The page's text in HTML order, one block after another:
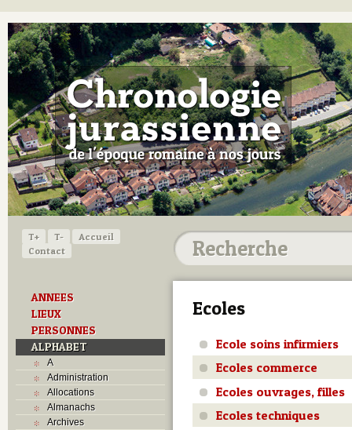
T+ T-
Accueil
Contact
ANNEES
LIEUX
PERSONNES
ALPHABET
A
Administration
Allocations
Almanachs
Archives
Ecoles
Ecole soins infirmiers
Ecoles commerce
Ecoles ouvrages, filles
Ecoles techniques